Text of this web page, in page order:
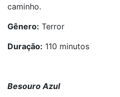
caminho.
Gênero: Terror
Duração: 110 minutos
Besouro Azul